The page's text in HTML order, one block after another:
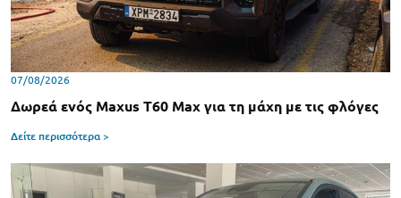
07/08/2026
Δωρεά ενός Maxus T60 Max για τη μάχη με τις φλόγες
Δείτε περισσότερα >